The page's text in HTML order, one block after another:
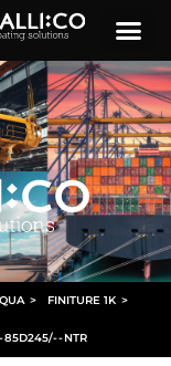
> FINITURE 1K >
85D245/- -NTR